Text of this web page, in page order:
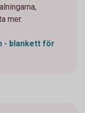
mer.
- blankett för